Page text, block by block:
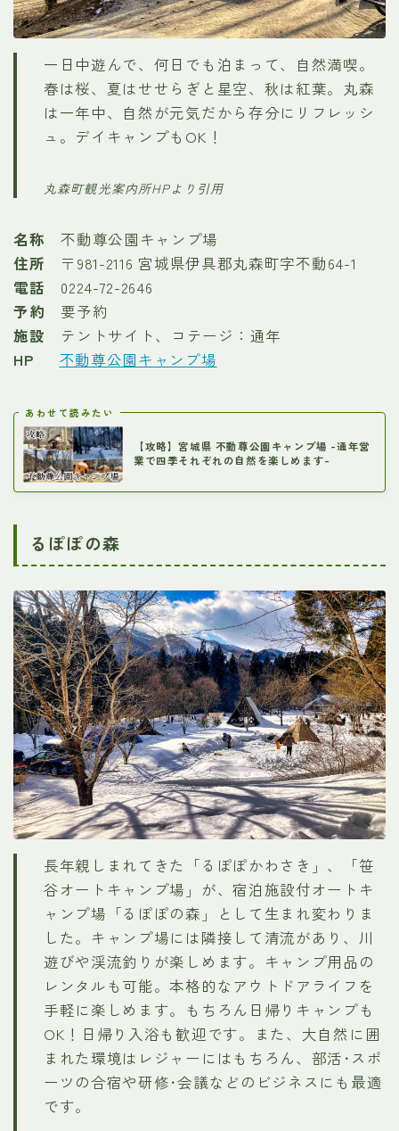
一日中遊んで、何日でも泊まって、自然満喫。
春は桜、夏はせせらぎと星空、秋は紅葉。丸森
は一年中、自然が元気だから存分にリフレッシ
ュ。デイキャンプもOK！
丸森町観光案内所HPより引用
名称 不動尊公園キャンプ場
住所 〒981-2116 宮城県伊具郡丸森町字不動64-1
電話 0224-72-2646
予約 要予約
施設 テントサイト、コテージ：通年
HP
不動尊公園キャンプ場
あわせて読みたい
【攻略】宮城県 不動尊公園キャンプ場 -通年営
業で四季それぞれの自然を楽しめます-
るぽぽの森
長年親しまれてきた「るぽぽかわさき」、「笹
谷オートキャンプ場」が、宿泊施設付オートキ
ャンプ場「るぽぽの森」として生まれ変わりま
した。キャンプ場には隣接して清流があり、川
遊びや渓流釣りが楽しめます。キャンプ用品の
レンタルも可能。本格的なアウトドアライフを
手軽に楽しめます。もちろん日帰りキャンプも
OK！日帰り入浴も歓迎です。また、大自然に囲
まれた環境はレジャーにはもちろん、部活･スポ
ーツの合宿や研修･会議などのビジネスにも最適
です。